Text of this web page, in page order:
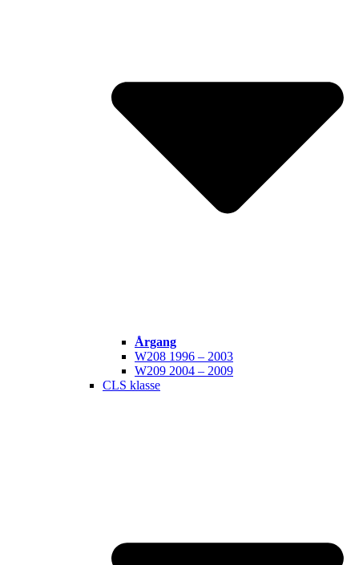
Årgang
W208 1996 – 2003
W209 2004 – 2009
CLS klasse